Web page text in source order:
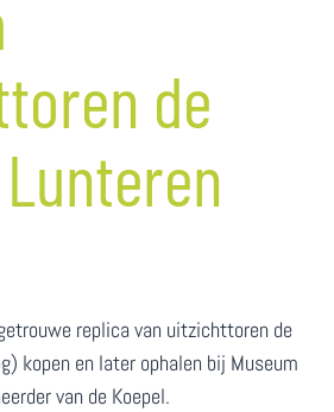
de
replica van uitzichttoren de
kopen en later ophalen bij Museum
van de Koepel.